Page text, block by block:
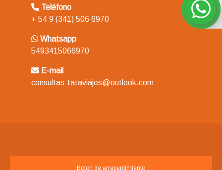
Teléfono
+ 54 9 (341) 506 6970
Whatsapp
5493415066970
E-mail
consultas-tataviajes@outlook.com
Boton de arrepentimiento